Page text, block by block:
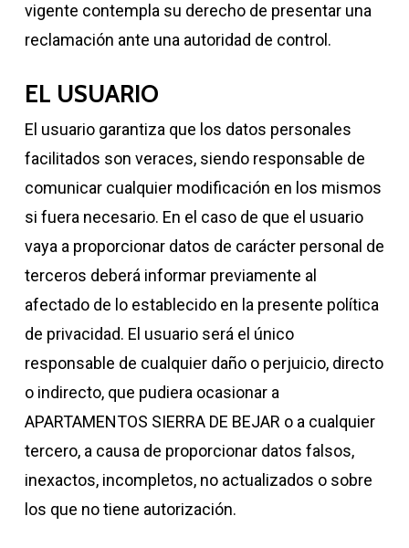
vigente contempla su derecho de presentar una
reclamación ante una autoridad de control.
EL USUARIO
El usuario garantiza que los datos personales
facilitados son veraces, siendo responsable de
comunicar cualquier modificación en los mismos
si fuera necesario. En el caso de que el usuario
vaya a proporcionar datos de carácter personal de
terceros deberá informar previamente al
afectado de lo establecido en la presente política
de privacidad. El usuario será el único
responsable de cualquier daño o perjuicio, directo
o indirecto, que pudiera ocasionar a
APARTAMENTOS SIERRA DE BEJAR o a cualquier
tercero, a causa de proporcionar datos falsos,
inexactos, incompletos, no actualizados o sobre
los que no tiene autorización.